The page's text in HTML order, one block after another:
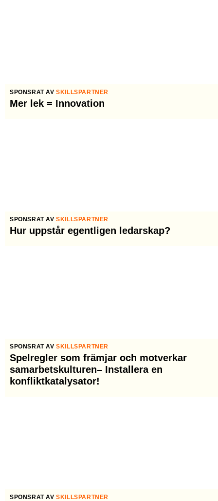
SPONSRAT AV SKILLSPARTNER
Mer lek = Innovation
SPONSRAT AV SKILLSPARTNER
Hur uppstår egentligen ledarskap?
SPONSRAT AV SKILLSPARTNER
Spelregler som främjar och motverkar
samarbetskulturen– Installera en
konfliktkatalysator!
SPONSRAT AV SKILLSPARTNER